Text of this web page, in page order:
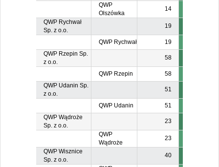
QWP
Olszówka
14
QWP Rychwał
Sp. z o.o.
19
QWP Rychwał
19
QWP Rzepin Sp.
z o.o.
58
QWP Rzepin
58
QWP Udanin Sp.
z o.o.
51
QWP Udanin
51
QWP Wądroże
Sp. z o.o.
23
QWP
Wądroże
23
QWP Wisznice
Sp. z o.o.
40